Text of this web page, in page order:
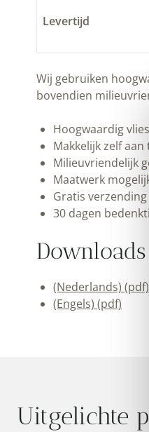
Levertijd
Wij gebruiken
bovendien
Hoogwaardig
Makkelijk zelf aan
Milieuvriendelijk
Maatwerk
Gratis
30 dagen
Downloads
(Nederlands) (pdf)
(Engels) (pdf)
Uitgelichte